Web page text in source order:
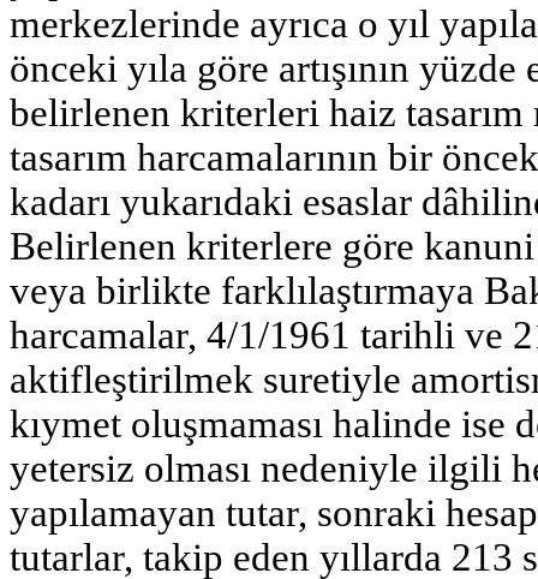
merkezlerinde ayrıca o yıl
önceki yıla göre artışının
belirlenen kriterleri haiz tasarım
tasarım harcamalarının bir
kadarı yukarıdaki esaslar
Belirlenen kriterlere göre kanuni
veya birlikte farklılaştırmaya
harcamalar, 4/1/1961 tarihli ve
aktifleştirilmek suretiyle
kıymet oluşmaması halinde ise
yetersiz olması nedeniyle ilgili
yapılamayan tutar, sonraki
tutarlar, takip eden yıllarda 213